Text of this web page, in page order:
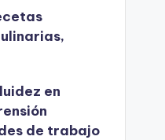
en
de trabajo